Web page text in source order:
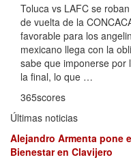
Toluca vs LAFC se
de vuelta de la
favorable para los
mexicano llega con la
sabe que imponerse por
la final, lo que …
365scores
Últimas noticias
Alejandro Armenta pone
Bienestar en Clavijero